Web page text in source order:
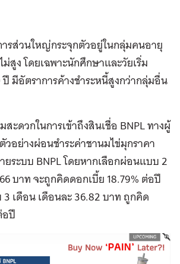
รส่วนใหญ่กระจุกตัวอยู่ในกลุ่มคนอายุ
สูง โดยเฉพาะนักศึกษาและวัยเริ่ม
มีอัตราการค้างชำระหนี้สูงกว่ากลุ่มอื่น
ะดวกในการเข้าถึงสินเชื่อ BNPL ทางผู้
วอย่างผ่อนชำระค่าชานมไข่มุกราคา
ยระบบ BNPL โดยหากเลือกผ่อนแบบ 2
บาท จะถูกคิดดอกเบี้ย 18.79% ต่อปี
เดือน เดือนละ 36.82 บาท ถูกคิด
อปี